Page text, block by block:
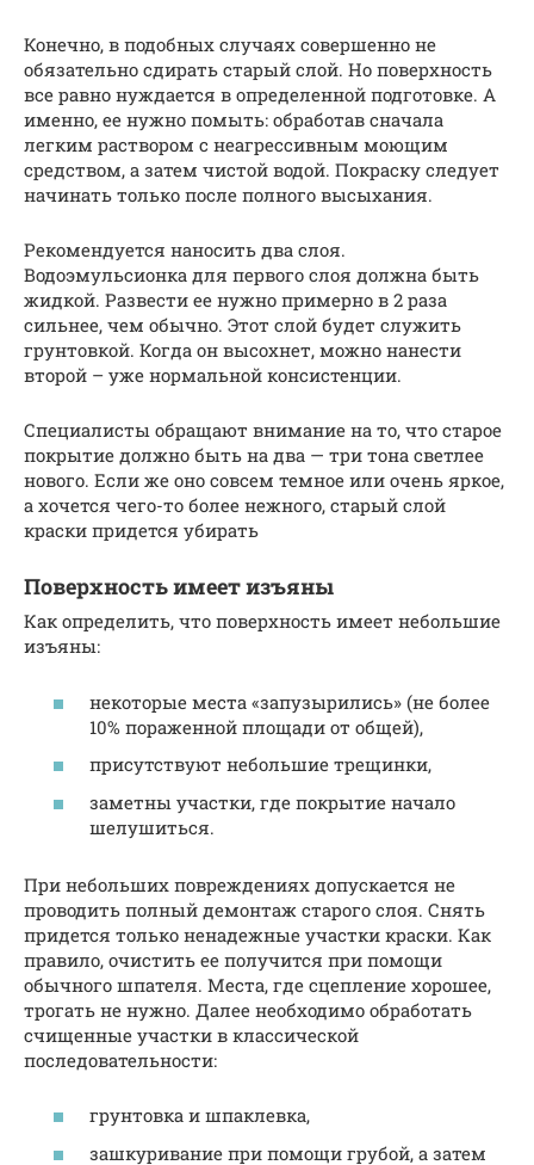
Конечно, в подобных случаях совершенно не
обязательно сдирать старый слой. Но поверхность
все равно нуждается в определенной подготовке. А
именно, ее нужно помыть: обработав сначала
легким раствором с неагрессивным моющим
средством, а затем чистой водой. Покраску следует
начинать только после полного высыхания.
Рекомендуется наносить два слоя.
Водоэмульсионка для первого слоя должна быть
жидкой. Развести ее нужно примерно в 2 раза
сильнее, чем обычно. Этот слой будет служить
грунтовкой. Когда он высохнет, можно нанести
второй – уже нормальной консистенции.
Специалисты обращают внимание на то, что старое
покрытие должно быть на два — три тона светлее
нового. Если же оно совсем темное или очень яркое,
а хочется чего-то более нежного, старый слой
краски придется убирать
Поверхность имеет изъяны
Как определить, что поверхность имеет небольшие
изъяны:
некоторые места «запузырились» (не более
10% пораженной площади от общей),
присутствуют небольшие трещинки,
заметны участки, где покрытие начало
шелушиться.
При небольших повреждениях допускается не
проводить полный демонтаж старого слоя. Снять
придется только ненадежные участки краски. Как
правило, очистить ее получится при помощи
обычного шпателя. Места, где сцепление хорошее,
трогать не нужно. Далее необходимо обработать
счищенные участки в классической
последовательности:
грунтовка и шпаклевка,
зашкуривание при помощи грубой, а затем